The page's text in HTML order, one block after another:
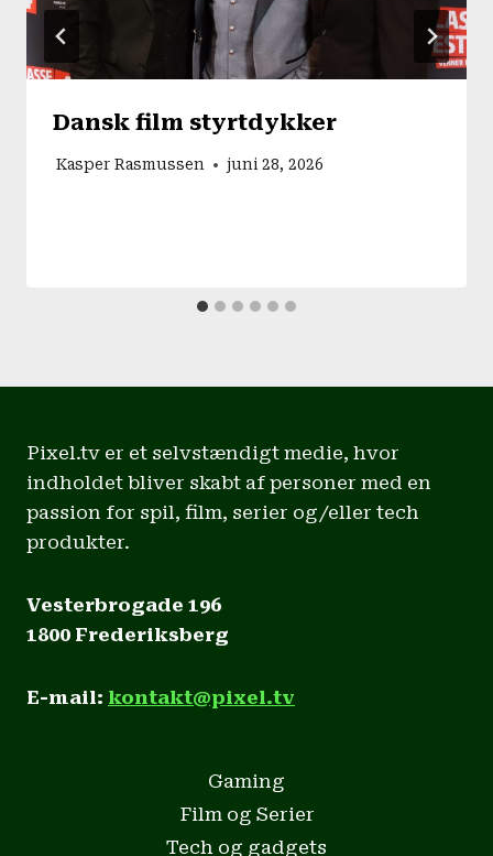
Dansk film styrtdykker
Kasper Rasmussen juni 28, 2026
Pixel.tv er et selvstændigt medie, hvor
indholdet bliver skabt af personer med en
passion for spil, film, serier og/eller tech
produkter.
Vesterbrogade 196
1800 Frederiksberg
E-mail: kontakt@pixel.tv
Gaming
Film og Serier
Tech og gadgets